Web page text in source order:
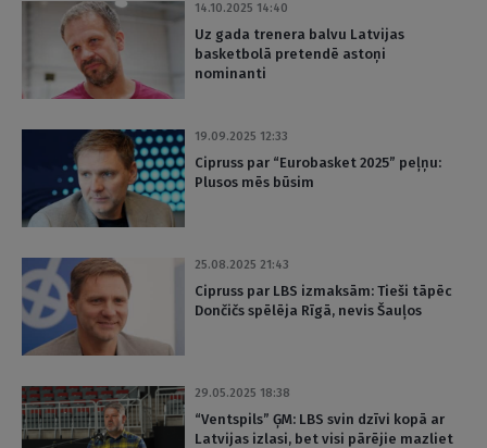
14.10.2025 14:40
Uz gada trenera balvu Latvijas
basketbolā pretendē astoņi
nominanti
19.09.2025 12:33
Cipruss par “Eurobasket 2025” peļņu:
Plusos mēs būsim
25.08.2025 21:43
Cipruss par LBS izmaksām: Tieši tāpēc
Dončičs spēlēja Rīgā, nevis Šauļos
29.05.2025 18:38
“Ventspils” ĢM: LBS svin dzīvi kopā ar
Latvijas izlasi, bet visi pārējie mazliet